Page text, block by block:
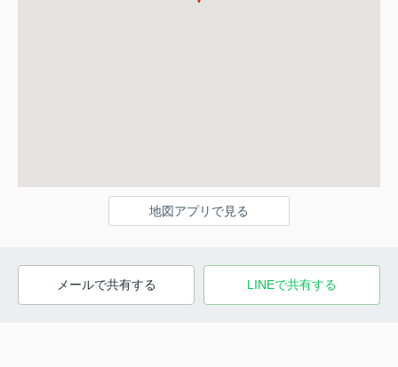
地図アプリで見る
メールで共有する LINEで共有する